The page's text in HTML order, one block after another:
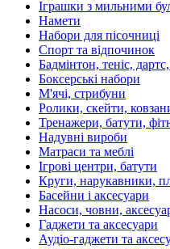
Іграшки з мильними
Намети
Набори для пісочниці
Спорт та відпочинок
Бадмінтон, теніс,
Боксерські набори
М'ячі, стрибуни
Ролики, скейти,
Тренажери, батути,
Надувні вироби
Матраси та меблі
Ігрові центри, батути
Круги, нарукавники,
Басейни і аксесуари
Насоси, човни,
Гаджети та аксесуари
Аудіо-гаджети та